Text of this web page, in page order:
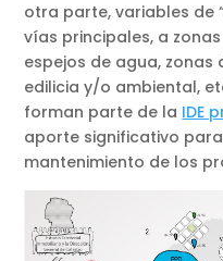
otra parte, variables de
vías principales, a
espejos de agua,
edilicia y/o ambiental,
forman parte de la IDE
aporte significativo
mantenimiento de los